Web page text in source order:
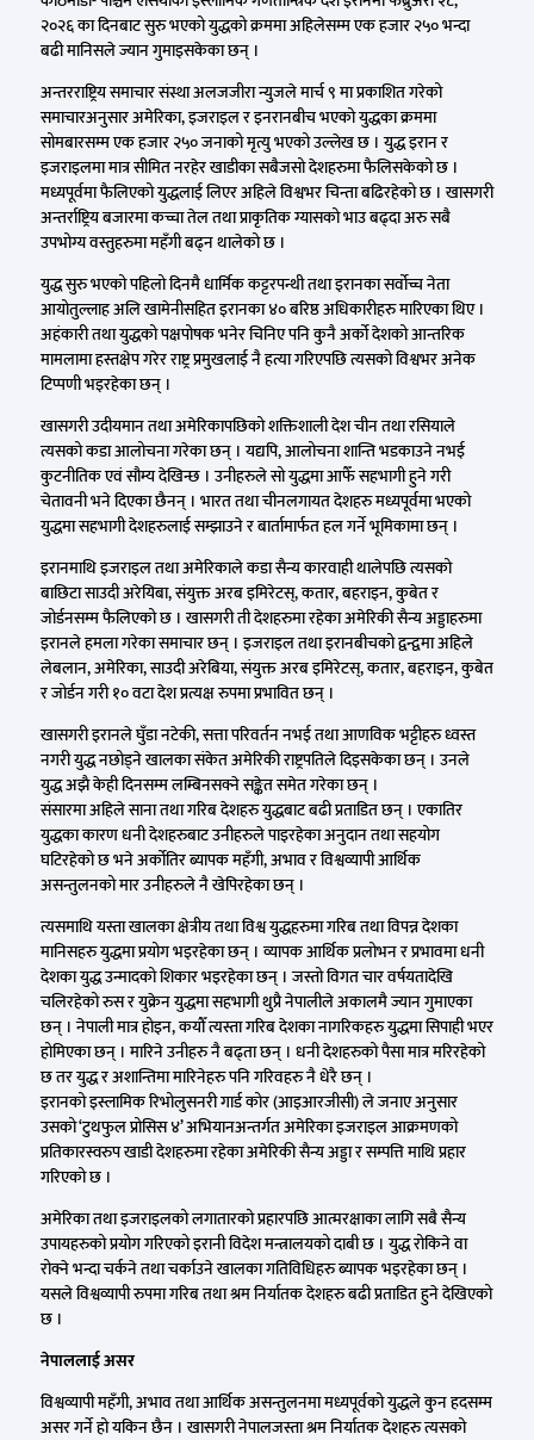
२०२६ का दिनबाट सुरु भएको युद्धको क्रममा अहिलेसम्म एक हजार २५० भन्दा
बढी मानिसले ज्यान गुमाइसकेका छन् ।
अन्तरराष्ट्रिय समाचार संस्था अलजजीरा न्युजले मार्च ९ मा प्रकाशित गरेको
समाचारअनुसार अमेरिका, इजराइल र इनरानबीच भएको युद्धका क्रममा
सोमबारसम्म एक हजार २५० जनाको मृत्यु भएको उल्लेख छ । युद्ध इरान र
इजराइलमा मात्र सीमित नरहेर खाडीका सबैजसो देशहरुमा फैलिसकेको छ ।
मध्यपूर्वमा फैलिएको युद्धलाई लिएर अहिले विश्वभर चिन्ता बढिरहेको छ । खासगरी
अन्तर्राष्ट्रिय बजारमा कच्चा तेल तथा प्राकृतिक ग्यासको भाउ बढ्दा अरु सबै
उपभोग्य वस्तुहरुमा महँगी बढ्न थालेको छ ।
युद्ध सुरु भएको पहिलो दिनमै धार्मिक कट्टरपन्थी तथा इरानका सर्वोच्च नेता
आयोतुल्लाह अलि खामेनीसहित इरानका ४० बरिष्ठ अधिकारीहरु मारिएका थिए ।
अहंकारी तथा युद्धको पक्षपोषक भनेर चिनिए पनि कुनै अर्को देशको आन्तरिक
मामलामा हस्तक्षेप गरेर राष्ट्र प्रमुखलाई नै हत्या गरिएपछि त्यसको विश्वभर अनेक
टिप्पणी भइरहेका छन् ।
खासगरी उदीयमान तथा अमेरिकापछिको शक्तिशाली देश चीन तथा रसियाले
त्यसको कडा आलोचना गरेका छन् । यद्यपि, आलोचना शान्ति भडकाउने नभई
कुटनीतिक एवं सौम्य देखिन्छ । उनीहरुले सो युद्धमा आफैँ सहभागी हुने गरी
चेतावनी भने दिएका छैनन् । भारत तथा चीनलगायत देशहरु मध्यपूर्वमा भएको
युद्धमा सहभागी देशहरुलाई सम्झाउने र बार्तामार्फत हल गर्ने भूमिकामा छन् ।
इरानमाथि इजराइल तथा अमेरिकाले कडा सैन्य कारवाही थालेपछि त्यसको
बाछिटा साउदी अरेयिबा, संयुक्त अरब इमिरेटस्, कतार, बहराइन, कुबेत र
जोर्डनसम्म फैलिएको छ । खासगरी ती देशहरुमा रहेका अमेरिकी सैन्य अड्डाहरुमा
इरानले हमला गरेका समाचार छन् । इजराइल तथा इरानबीचको द्वन्द्वमा अहिले
लेबलान, अमेरिका, साउदी अरेबिया, संयुक्त अरब इमिरेटस्, कतार, बहराइन, कुबेत
र जोर्डन गरी १० वटा देश प्रत्यक्ष रुपमा प्रभावित छन् ।
खासगरी इरानले घुँडा नटेकी, सत्ता परिवर्तन नभई तथा आणविक भट्टीहरु ध्वस्त
नगरी युद्ध नछोड्ने खालका संकेत अमेरिकी राष्ट्रपतिले दिइसकेका छन् । उनले
युद्ध अझै केही दिनसम्म लम्बिनसक्ने सङ्केत समेत गरेका छन् ।
संसारमा अहिले साना तथा गरिब देशहरु युद्धबाट बढी प्रताडित छन् । एकातिर
युद्धका कारण धनी देशहरुबाट उनीहरुले पाइरहेका अनुदान तथा सहयोग
घटिरहेको छ भने अर्कोतिर ब्यापक महँगी, अभाव र विश्वव्यापी आर्थिक
असन्तुलनको मार उनीहरुले नै खेपिरहेका छन् ।
त्यसमाथि यस्ता खालका क्षेत्रीय तथा विश्व युद्धहरुमा गरिब तथा विपन्न देशका
मानिसहरु युद्धमा प्रयोग भइरहेका छन् । व्यापक आर्थिक प्रलोभन र प्रभावमा धनी
देशका युद्ध उन्मादको शिकार भइरहेका छन् । जस्तो विगत चार वर्षयतादेखि
चलिरहेको रुस र युक्रेन युद्धमा सहभागी थुप्रै नेपालीले अकालमै ज्यान गुमाएका
छन् । नेपाली मात्र होइन, कयौँ त्यस्ता गरिब देशका नागरिकहरु युद्धमा सिपाही भएर
होमिएका छन् । मारिने उनीहरु नै बढ्ता छन् । धनी देशहरुको पैसा मात्र मरिरहेको
छ तर युद्ध र अशान्तिमा मारिनेहरु पनि गरिवहरु नै धेरै छन् ।
इरानको इस्लामिक रिभोलुसनरी गार्ड कोर (आइआरजीसी) ले जनाए अनुसार
उसको ‘टुथफुल प्रोसिस ४’ अभियानअन्तर्गत अमेरिका इजराइल आक्रमणको
प्रतिकारस्वरुप खाडी देशहरुमा रहेका अमेरिकी सैन्य अड्डा र सम्पत्ति माथि प्रहार
गरिएको छ ।
अमेरिका तथा इजराइलको लगातारको प्रहारपछि आत्मरक्षाका लागि सबै सैन्य
उपायहरुको प्रयोग गरिएको इरानी विदेश मन्त्रालयको दाबी छ । युद्ध रोकिने वा
रोक्ने भन्दा चर्कने तथा चर्काउने खालका गतिविधिहरु ब्यापक भइरहेका छन् ।
यसले विश्वव्यापी रुपमा गरिब तथा श्रम निर्यातक देशहरु बढी प्रताडित हुने देखिएको
छ ।
नेपाललाई असर
विश्वव्यापी महँगी, अभाव तथा आर्थिक असन्तुलनमा मध्यपूर्वको युद्धले कुन हदसम्म
असर गर्ने हो यकिन छैन । खासगरी नेपालजस्ता श्रम निर्यातक देशहरु त्यसको